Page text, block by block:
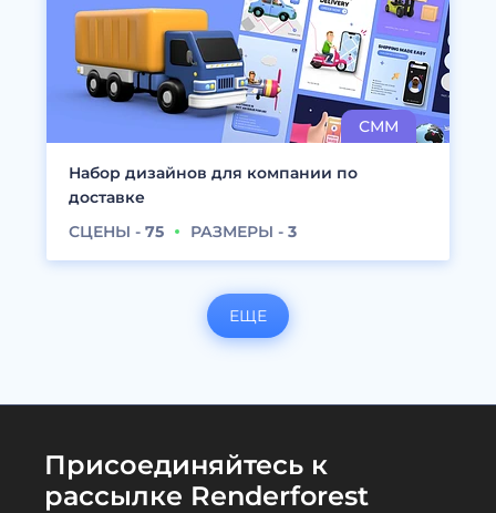
Набор дизайнов для компании по
доставке
СЦЕНЫ - 75 РАЗМЕРЫ - 3
ЕЩЕ
Присоединяйтесь к
рассылке Renderforest